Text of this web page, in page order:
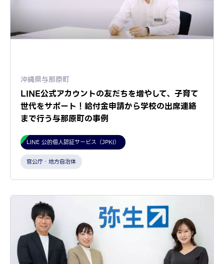
沖縄県与那原町
LINE公式アカウントの友だちを増やして、子育て
世代をサポート！給付金申請から学校の出席連絡
まで行う与那原町の事例
LINE 公的個人認証サービス（JPKI）
官公庁・地方自治体